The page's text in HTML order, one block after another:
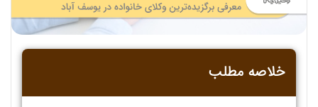
خلاصه مطلب